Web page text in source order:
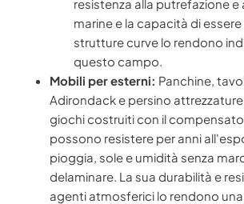
resistenza alla putrefazione e
marine e la capacità di
strutture curve lo rendono
questo campo.
Mobili per esterni: Panchine,
Adirondack e persino
giochi costruiti con il
possono resistere per anni
pioggia, sole e umidità senza
delaminare. La sua durabilità e
agenti atmosferici lo rendono